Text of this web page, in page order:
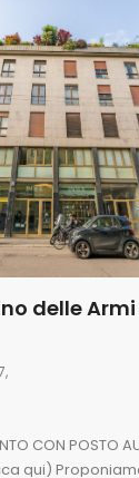
CON POSTO
qui)